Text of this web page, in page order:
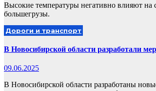
Высокие температуры негативно влияют
большегрузы.
Дороги и транспорт
В Новосибирской области разработали
09.06.2025
В Новосибирской области разработаны